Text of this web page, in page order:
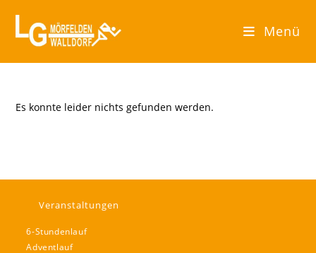
springen
Menü
Es konnte leider nichts gefunden werden.
Veranstaltungen
6-Stundenlauf
Adventlauf